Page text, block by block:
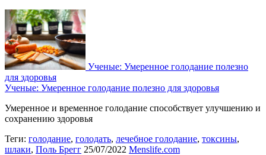
Ученые: Умеренное голодание полезно
для здоровья
Ученые: Умеренное голодание полезно для здоровья
Умеренное и временное голодание способствует улучшению и
сохранению здоровья
Теги: голодание, голодать, лечебное голодание, токсины,
шлаки, Поль Брегг 25/07/2022 Menslife.com